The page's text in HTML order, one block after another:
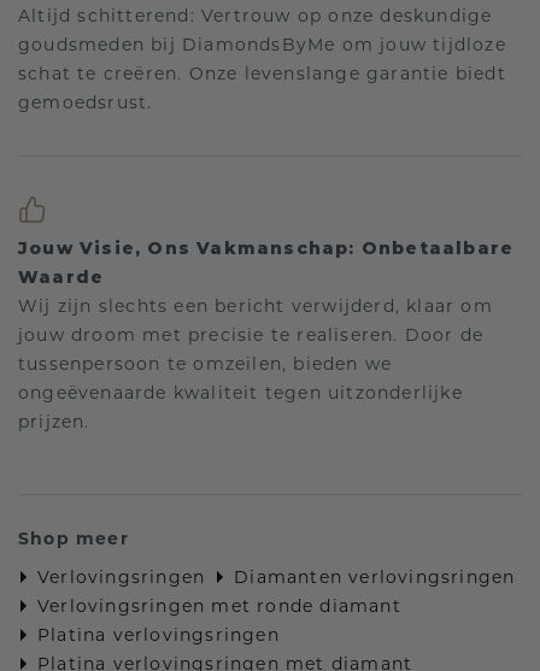
Altijd schitterend: Vertrouw op onze deskundige
goudsmeden bij DiamondsByMe om jouw tijdloze
schat te creëren. Onze levenslange garantie biedt
gemoedsrust.
Jouw Visie, Ons Vakmanschap: Onbetaalbare
Waarde
Wij zijn slechts een bericht verwijderd, klaar om
jouw droom met precisie te realiseren. Door de
tussenpersoon te omzeilen, bieden we
ongeëvenaarde kwaliteit tegen uitzonderlijke
prijzen.
Shop meer
Verlovingsringen
Diamanten verlovingsringen
Verlovingsringen met ronde diamant
Platina verlovingsringen
Platina verlovingsringen met diamant